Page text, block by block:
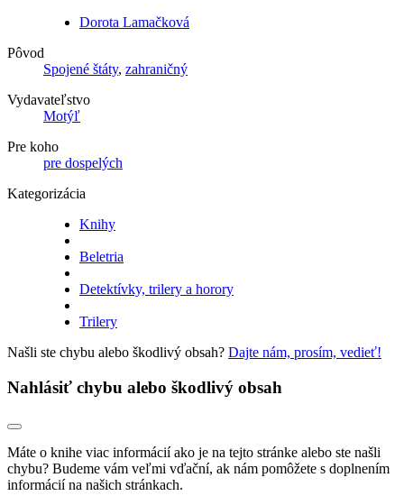
Dorota Lamačková
Pôvod
Spojené štáty, zahraničný
Vydavateľstvo
Motýľ
Pre koho
pre dospelých
Kategorizácia
Knihy
Beletria
Detektívky, trilery a horory
Trilery
Našli ste chybu alebo škodlivý obsah? Dajte nám, prosím, vedieť!
Nahlásiť chybu alebo škodlivý obsah
Máte o knihe viac informácií ako je na tejto stránke alebo ste našli
chybu? Budeme vám veľmi vďační, ak nám pomôžete s doplnením
informácií na našich stránkach.